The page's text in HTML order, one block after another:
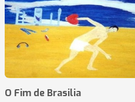
O Fim de Brasilia